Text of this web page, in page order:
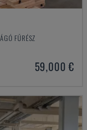
FŰRÉSZ
59,000 €